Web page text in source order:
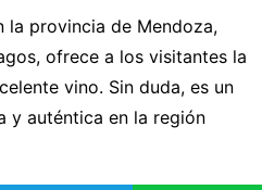
la provincia de Mendoza,
ofrece a los visitantes la
vino. Sin duda, es un
y auténtica en la región